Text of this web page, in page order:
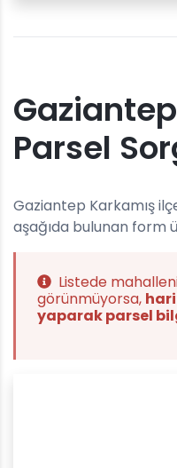
Parsel
Gaziantep Karkamış
aşağıda bulunan form
Listede
görünmüyorsa,
yaparak parsel